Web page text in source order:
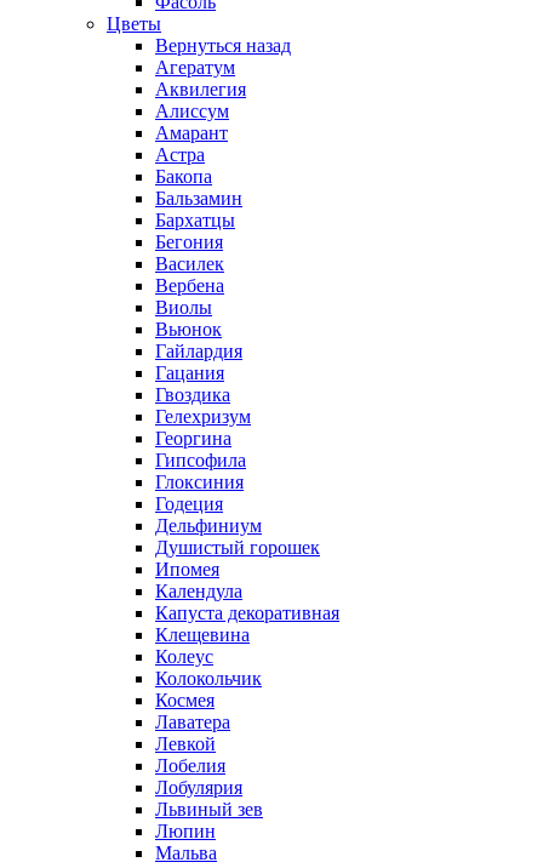
Цветы
Вернуться назад
Агератум
Аквилегия
Алиссум
Амарант
Астра
Бакопа
Бальзамин
Бархатцы
Бегония
Василек
Вербена
Виолы
Вьюнок
Гайлардия
Гацания
Гвоздика
Гелехризум
Георгина
Гипсофила
Глоксиния
Годеция
Дельфиниум
Душистый горошек
Ипомея
Календула
Капуста декоративная
Клещевина
Колеус
Колокольчик
Космея
Лаватера
Левкой
Лобелия
Лобулярия
Львиный зев
Люпин
Мальва